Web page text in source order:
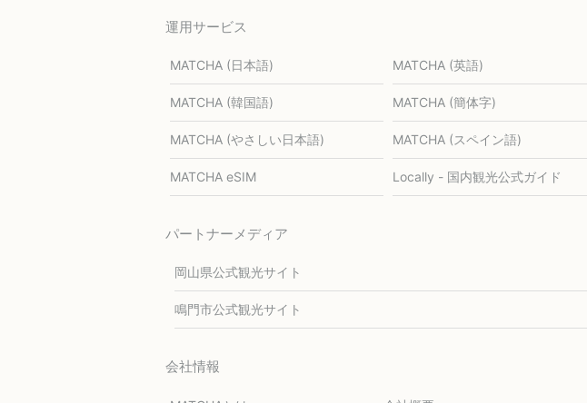
運用サービス
MATCHA (日本語) MATCHA (英語)
MATCHA (韓国語) MATCHA (簡体字)
MATCHA (やさしい日本語) MATCHA (スペイン語)
MATCHA eSIM Locally - 国内観光公式ガイド
パートナーメディア
岡山県公式観光サイト
鳴門市公式観光サイト
会社情報